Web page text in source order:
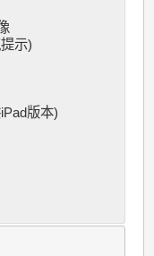
示)
版本)